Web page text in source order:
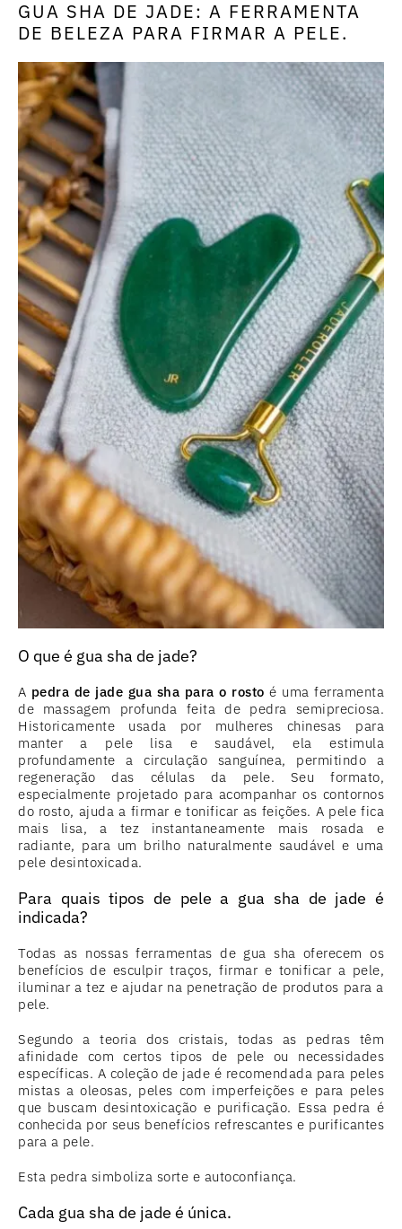
GUA SHA DE JADE: A FERRAMENTA
DE BELEZA PARA FIRMAR A PELE.
O que é gua sha de jade?
A pedra de jade gua sha para o rosto é uma ferramenta
de massagem profunda feita de pedra semipreciosa.
Historicamente usada por mulheres chinesas para
manter a pele lisa e saudável, ela estimula
profundamente a circulação sanguínea, permitindo a
regeneração das células da pele. Seu formato,
especialmente projetado para acompanhar os contornos
do rosto, ajuda a firmar e tonificar as feições. A pele fica
mais lisa, a tez instantaneamente mais rosada e
radiante, para um brilho naturalmente saudável e uma
pele desintoxicada.
Para quais tipos de pele a gua sha de jade é
indicada?
Todas as nossas ferramentas de gua sha oferecem os
benefícios de esculpir traços, firmar e tonificar a pele,
iluminar a tez e ajudar na penetração de produtos para a
pele.
Segundo a teoria dos cristais, todas as pedras têm
afinidade com certos tipos de pele ou necessidades
específicas. A coleção de jade é recomendada para peles
mistas a oleosas, peles com imperfeições e para peles
que buscam desintoxicação e purificação. Essa pedra é
conhecida por seus benefícios refrescantes e purificantes
para a pele.
Esta pedra simboliza sorte e autoconfiança.
Cada gua sha de jade é única.